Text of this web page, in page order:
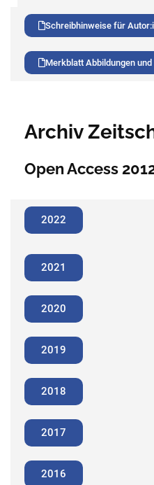
Schreibhinweise für
Merkblatt Abbildungen und
Archiv
Open Access
2022
2021
2020
2019
2018
2017
2016